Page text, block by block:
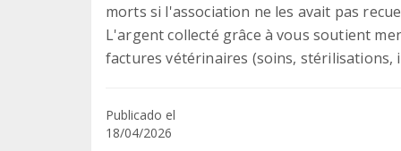
morts si l'association ne les avait pas
L'argent collecté grâce à vous soutient
factures vétérinaires (soins,
Publicado el
18/04/2026